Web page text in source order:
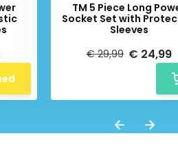
TM 5 Piece Long
Socket Set with
Sleeves
€ 29,99 € 24,99